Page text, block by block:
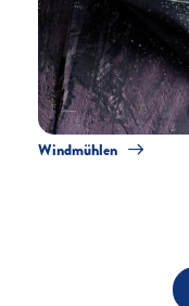
Windmühlen